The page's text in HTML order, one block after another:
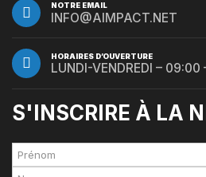
NOTRE EMAIL
INFO@AIMPACT.NET
HORAIRES D’OUVERTURE
LUNDI-VENDREDI – 09:00
S'INSCRIRE À LA